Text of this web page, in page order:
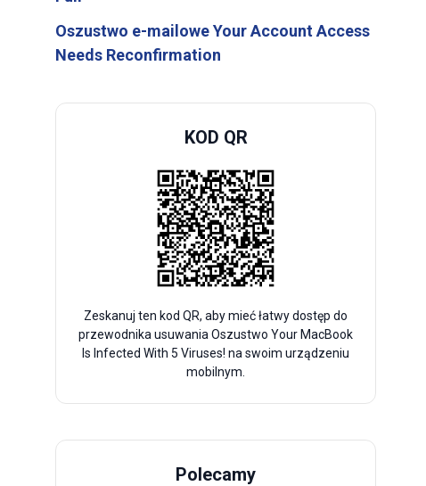
Oszustwo e-mailowe Your Account Access
Needs Reconfirmation
KOD QR
Zeskanuj ten kod QR, aby mieć łatwy dostęp do
przewodnika usuwania Oszustwo Your MacBook
Is Infected With 5 Viruses! na swoim urządzeniu
mobilnym.
Polecamy